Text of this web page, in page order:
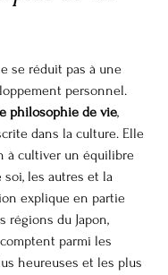
se réduit pas à une
personnel.
philosophie de vie,
dans la culture. Elle
à cultiver un équilibre
les autres et la
explique en partie
régions du Japon,
parmi les
heureuses et les plus